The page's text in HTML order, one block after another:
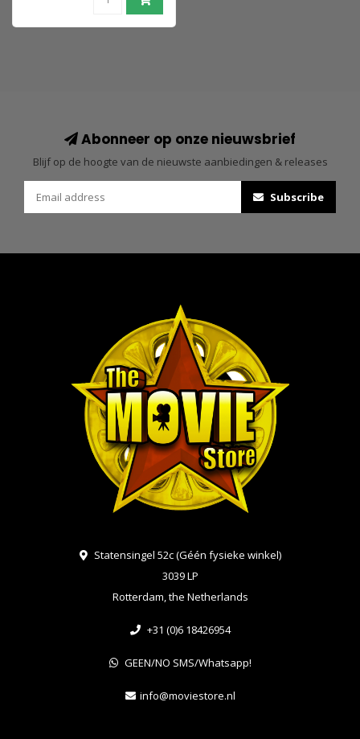
Abonneer op onze nieuwsbrief
Blijf op de hoogte van de nieuwste aanbiedingen & releases
Subscribe
Statensingel 52c (Géén fysieke winkel)
3039 LP
Rotterdam, the Netherlands
+31 (0)6 18426954
GEEN/NO SMS/Whatsapp!
info@moviestore.nl